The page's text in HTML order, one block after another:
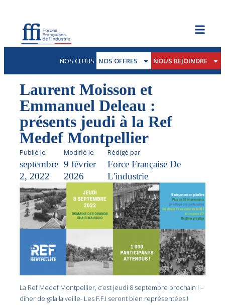
NOS CLUBS NOS OFFRES NOUS REJOINDRE
Laurent Moisson et
Emmanuel Deleau :
présents jeudi à la Ref
Medef Montpellier
Publié le
septembre
2, 2022
Modifié le
9 février
2026
Rédigé par
Force Française De
L'industrie
La Ref Medef Montpellier, c’est jeudi 8 septembre prochain ! –
dîner de gala la veille- Les F.F.I seront bien représentées !